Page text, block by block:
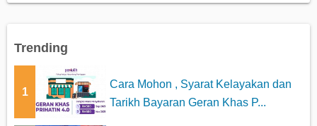
Trending
1
Cara Mohon , Syarat Kelayakan dan
Tarikh Bayaran Geran Khas P...